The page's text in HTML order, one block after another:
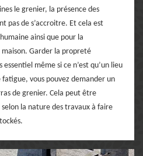
le grenier, la présence des
pas de s’accroitre. Et cela est
ainsi que pour la
Garder la propreté
même si ce n’est qu’un lieu
vous pouvez demander un
de grenier. Cela peut être
la nature des travaux à faire